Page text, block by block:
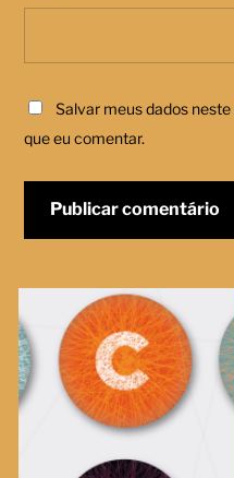
Salvar meus dados
que eu comentar.